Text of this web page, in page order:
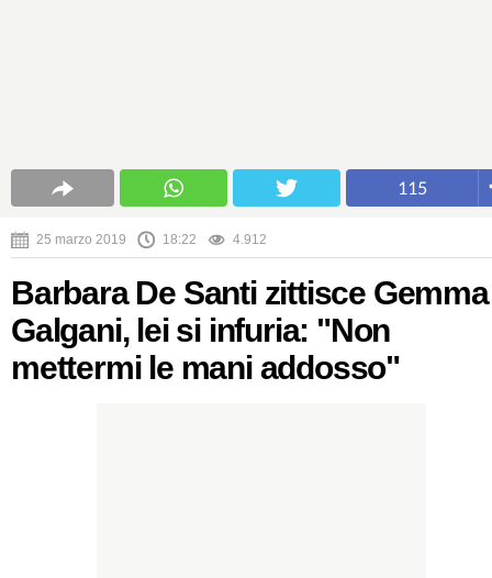
115
25 marzo 2019 18:22 4.912
Barbara De Santi zittisce Gemma
Galgani, lei si infuria: "Non
mettermi le mani addosso"